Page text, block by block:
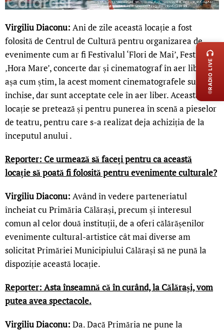
Virgiliu Diaconu: Ani de zile această locație a fost
folosită de Centrul de Cultură pentru organizarea de
evenimente cum ar fi Festivalul ‘Flori de Mai’, Festivalul
‚Hora Mare’, concerte dar și cinematograf în aer liber! Și
așa cum știm, la acest moment cinematografele sunt
închise, dar sunt acceptate cele în aer liber. Această
locație se pretează și pentru punerea în scenă a pieselor
de teatru, pentru care s-a realizat deja achiziția de la
începutul anului .
Reporter: Ce urmează să faceți pentru ca această
locație să poată fi folosită pentru evenimente culturale?
Virgiliu Diaconu: Având în vedere parteneriatul
încheiat cu Primăria Călărași, precum și interesul
comun al celor două instituții, de a oferi călărășenilor
evenimente cultural-artistice cât mai diverse am
solicitat Primăriei Municipiului Călărași să ne pună la
dispoziție această locație.
Reporter: Asta înseamnă că în curând, la Călărași, vom
putea avea spectacole.
Virgiliu Diaconu: Da. Dacă Primăria ne pune la
RADIO LIVE